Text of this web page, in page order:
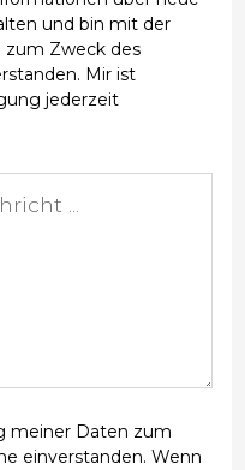
und bin mit der
zum Zweck des
Mir ist
jederzeit
meiner Daten zum
einverstanden. Wenn